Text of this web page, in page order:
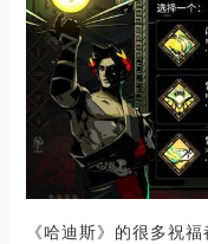
《哈迪斯》的很多祝